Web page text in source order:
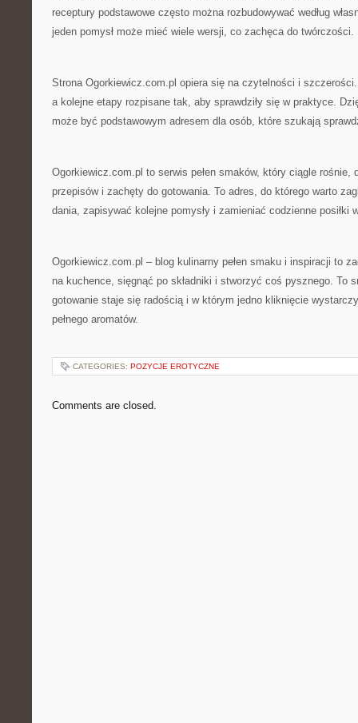
receptury podstawowe często można rozbudowywać według
jeden pomysł może mieć wiele wersji, co zachęca do twórczości.
Strona Ogorkiewicz.com.pl opiera się na czytelności i
a kolejne etapy rozpisane tak, aby sprawdziły się w praktyce.
może być podstawowym adresem dla osób, które szukają
Ogorkiewicz.com.pl to serwis pełen smaków, który ciągle rośnie,
przepisów i zachęty do gotowania. To adres, do którego warto
dania, zapisywać kolejne pomysły i zamieniać codzienne posiłki
Ogorkiewicz.com.pl – blog kulinarny pełen smaku i inspiracji to
na kuchence, sięgnąć po składniki i stworzyć coś pysznego. To
gotowanie staje się radością i w którym jedno kliknięcie
pełnego aromatów.
CATEGORIES: POZYCJE EROTYCZNE
Comments are closed.